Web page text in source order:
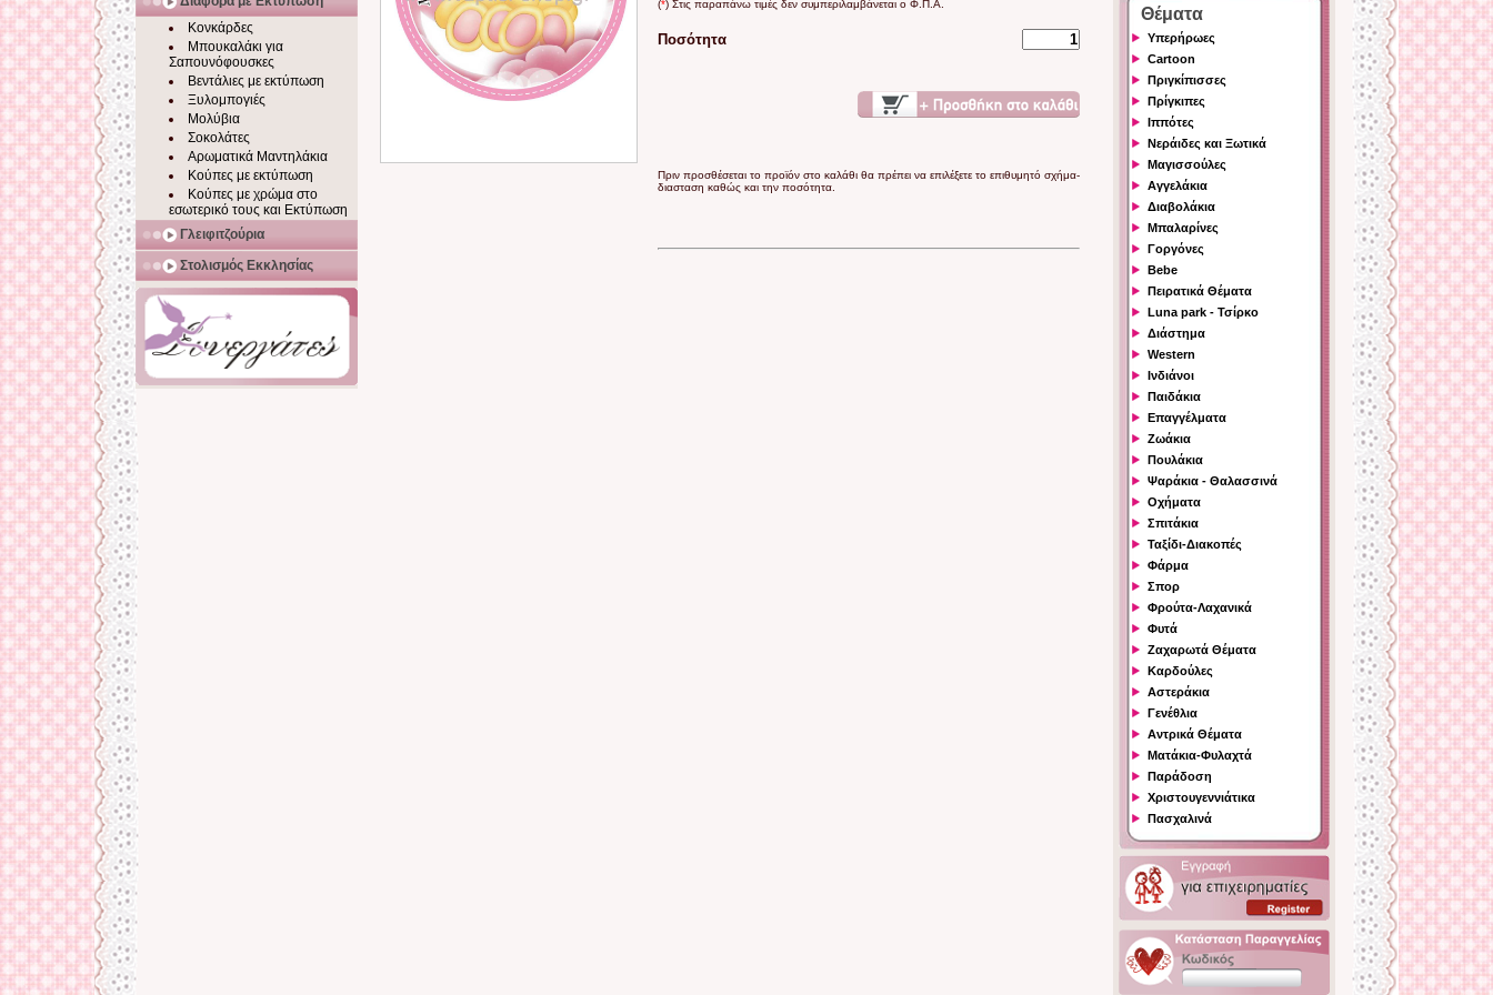
Κονκάρδες
Μπουκαλάκι για
Σαπουνόφουσκες
Βεντάλιες με εκτύπωση
Ξυλομπογιές
Μολύβια
Σοκολάτες
Αρωματικά Μαντηλάκια
Κούπες με εκτύπωση
Κούπες με χρώμα στο
εσωτερικό τους και Εκτύπωση
Γλειφιτζούρια
Στολισμός Εκκλησίας
(*) Στις παραπάνω τιμές δεν συμπεριλαμβάνεται ο Φ.Π.Α.
Ποσότητα
Πριν προσθέσεται το προϊόν στο καλάθι θα πρέπει να επιλέξετε το επιθυμητό σχήμα-
διασταση καθώς και την ποσότητα.
Θέματα
Υπερήρωες
Cartoon
Πριγκίπισσες
Πρίγκιπες
Ιππότες
Νεράιδες και Ξωτικά
Μαγισσούλες
Αγγελάκια
Διαβολάκια
Μπαλαρίνες
Γοργόνες
Bebe
Πειρατικά Θέματα
Luna park - Τσίρκο
Διάστημα
Western
Ινδιάνοι
Παιδάκια
Επαγγέλματα
Ζωάκια
Πουλάκια
Ψαράκια - Θαλασσινά
Οχήματα
Σπιτάκια
Ταξίδι-Διακοπές
Φάρμα
Σπορ
Φρούτα-Λαχανικά
Φυτά
Ζαχαρωτά Θέματα
Καρδούλες
Αστεράκια
Γενέθλια
Αντρικά Θέματα
Ματάκια-Φυλαχτά
Παράδοση
Χριστουγεννιάτικα
Πασχαλινά